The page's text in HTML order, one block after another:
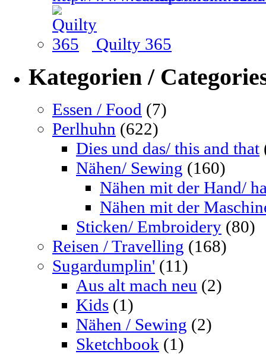
Quilty 365
Kategorien /
Essen / Food (7)
Perlhuhn (622)
Dies und das/ this and that
Nähen/ Sewing (160)
Nähen mit der Hand/
Nähen mit der
Sticken/ Embroidery (80)
Reisen / Travelling (168)
Sugardumplin' (11)
Aus alt mach neu (2)
Kids (1)
Nähen / Sewing (2)
Sketchbook (1)